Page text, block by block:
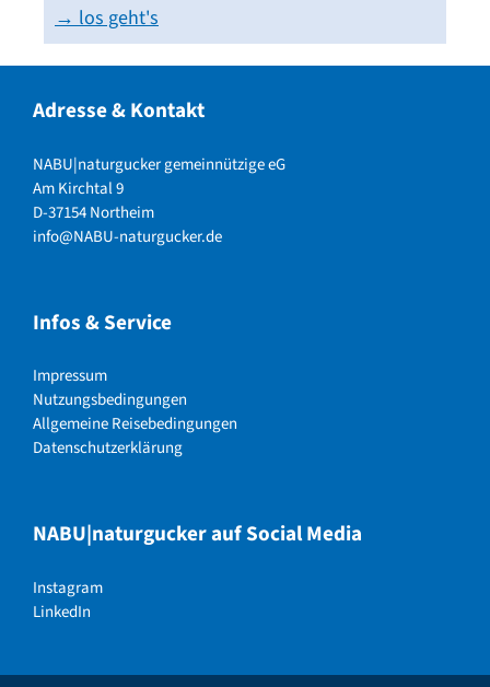
→ los geht's
Adresse & Kontakt
NABU|naturgucker gemeinnützige eG
Am Kirchtal 9
D-37154 Northeim
info@NABU-naturgucker.de
Infos & Service
Impressum
Nutzungsbedingungen
Allgemeine Reisebedingungen
Datenschutzerklärung
NABU|naturgucker auf Social Media
Instagram
LinkedIn